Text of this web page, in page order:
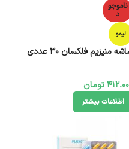
ناموجو
د
لیمو
منیزیم فلکسان 30 عددی
تومان
اطلاعات بیشتر